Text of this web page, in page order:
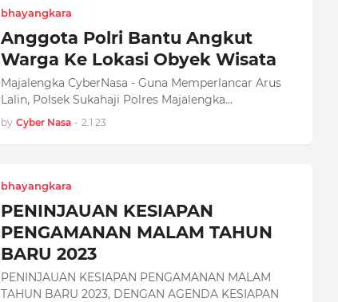
bhayangkara
Anggota Polri Bantu Angkut
Warga Ke Lokasi Obyek Wisata
Majalengka CyberNasa - Guna Memperlancar Arus
Lalin, Polsek Sukahaji Polres Majalengka…
by Cyber Nasa - 2.1.23
bhayangkara
PENINJAUAN KESIAPAN
PENGAMANAN MALAM TAHUN
BARU 2023
PENINJAUAN KESIAPAN PENGAMANAN MALAM
TAHUN BARU 2023, DENGAN AGENDA KESIAPAN